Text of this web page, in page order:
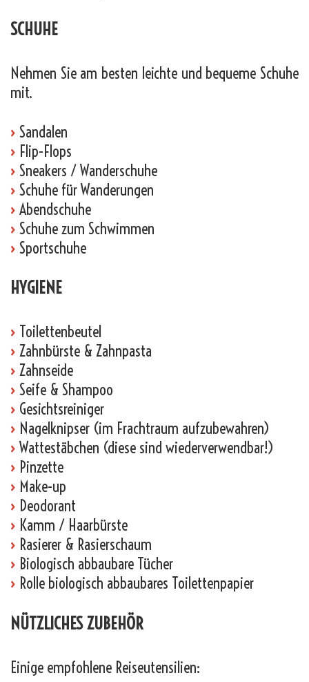
SCHUHE
Nehmen Sie am besten leichte und bequeme Schuhe
mit.
› Sandalen
› Flip-Flops
› Sneakers / Wanderschuhe
› Schuhe für Wanderungen
› Abendschuhe
› Schuhe zum Schwimmen
› Sportschuhe
HYGIENE
› Toilettenbeutel
› Zahnbürste & Zahnpasta
› Zahnseide
› Seife & Shampoo
› Gesichtsreiniger
› Nagelknipser (im Frachtraum aufzubewahren)
› Wattestäbchen (diese sind wiederverwendbar!)
› Pinzette
› Make-up
› Deodorant
› Kamm / Haarbürste
› Rasierer & Rasierschaum
› Biologisch abbaubare Tücher
› Rolle biologisch abbaubares Toilettenpapier
NÜTZLICHES ZUBEHÖR
Einige empfohlene Reiseutensilien: